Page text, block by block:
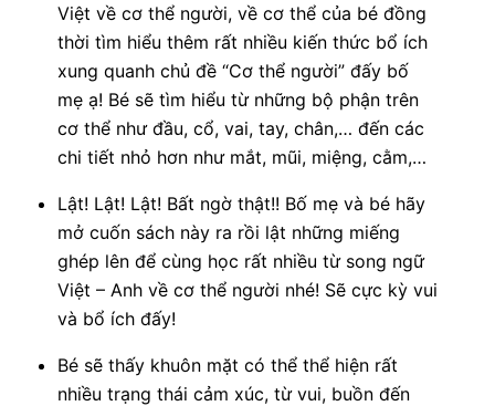
Việt về cơ thể người, về cơ thể của bé đồng
thời tìm hiểu thêm rất nhiều kiến thức bổ ích
xung quanh chủ đề “Cơ thể người” đấy bố
mẹ ạ! Bé sẽ tìm hiểu từ những bộ phận trên
cơ thể như đầu, cổ, vai, tay, chân,… đến các
chi tiết nhỏ hơn như mắt, mũi, miệng, cằm,…
Lật! Lật! Lật! Bất ngờ thật!! Bố mẹ và bé hãy
mở cuốn sách này ra rồi lật những miếng
ghép lên để cùng học rất nhiều từ song ngữ
Việt – Anh về cơ thể người nhé! Sẽ cực kỳ vui
và bổ ích đấy!
Bé sẽ thấy khuôn mặt có thể thể hiện rất
nhiều trạng thái cảm xúc, từ vui, buồn đến